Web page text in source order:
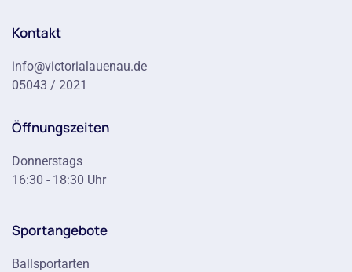
Kontakt
info@victorialauenau.de
05043 / 2021
Öffnungszeiten
Donnerstags
16:30 - 18:30 Uhr
Sportangebote
Ballsportarten